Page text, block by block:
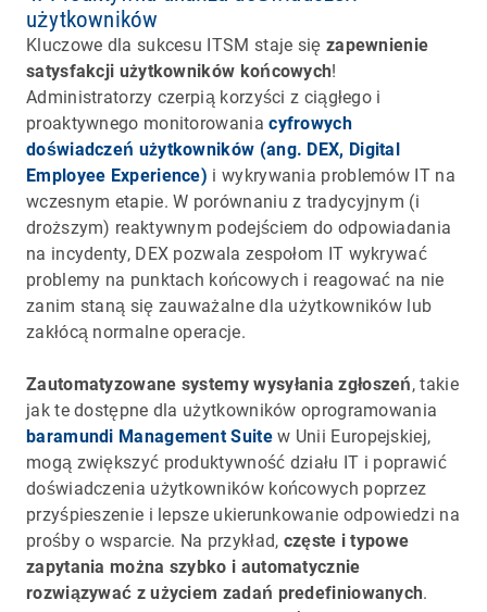
użytkowników
Kluczowe dla sukcesu ITSM staje się zapewnienie
satysfakcji użytkowników końcowych!
Administratorzy czerpią korzyści z ciągłego i
proaktywnego monitorowaniacyfrowych
doświadczeń użytkowników (ang. DEX, Digital
Employee Experience) i wykrywania problemów IT na
wczesnym etapie. W porównaniu z tradycyjnym (i
droższym) reaktywnym podejściem do odpowiadania
na incydenty, DEX pozwala zespołom IT wykrywać
problemy na punktach końcowych i reagować na nie
zanim staną się zauważalne dla użytkowników lub
zakłócą normalne operacje.
Zautomatyzowane systemy wysyłania zgłoszeń, takie
jak te dostępne dla użytkowników oprogramowania
baramundi Management Suitew Unii Europejskiej,
mogą zwiększyć produktywność działu IT i poprawić
doświadczenia użytkowników końcowych poprzez
przyśpieszenie i lepsze ukierunkowanie odpowiedzi na
prośby o wsparcie. Na przykład, częste i typowe
zapytania można szybko i automatycznie
rozwiązywać z użyciem zadań predefiniowanych.